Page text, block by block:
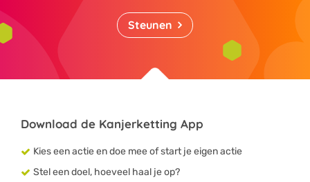
Steunen
Download de Kanjerketting App
Kies een actie en doe mee of start je eigen actie
Stel een doel, hoeveel haal je op?